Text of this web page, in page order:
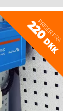
PRISER FRA
220
DKK